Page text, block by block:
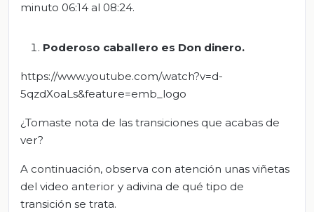
minuto 06:14 al 08:24.
Poderoso caballero es Don dinero.
https://www.youtube.com/watch?v=d-
5qzdXoaLs&feature=emb_logo
¿Tomaste nota de las transiciones que acabas de
ver?
A continuación, observa con atención unas viñetas
del video anterior y adivina de qué tipo de
transición se trata.